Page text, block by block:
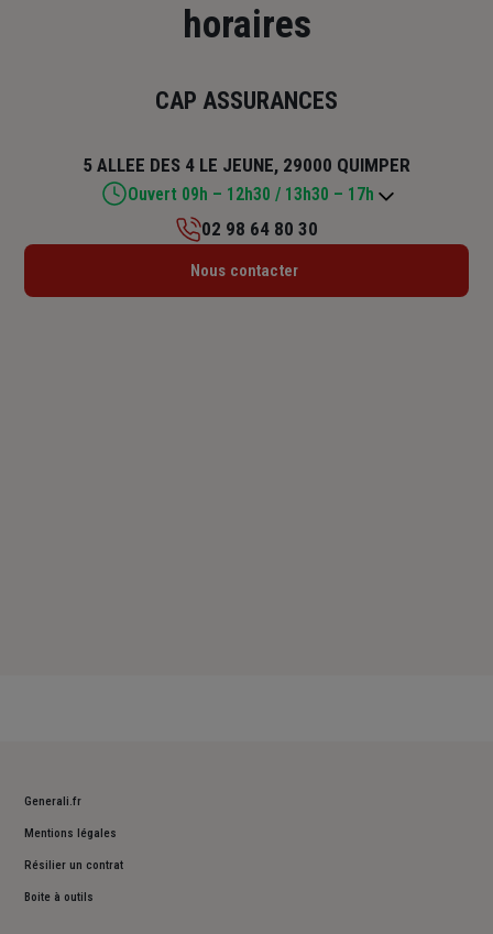
horaires
CAP ASSURANCES
5 ALLEE DES 4 LE JEUNE, 29000 QUIMPER
Ouvert 09h – 12h30 / 13h30 – 17h
Lundi : 09h – 12h30 / 13h30 – 17h
02 98 64 80 30
Nous contacter
Generali.fr
Mentions légales
Résilier un contrat
Boite à outils